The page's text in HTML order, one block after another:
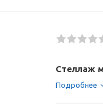
Стеллаж
Подробнее